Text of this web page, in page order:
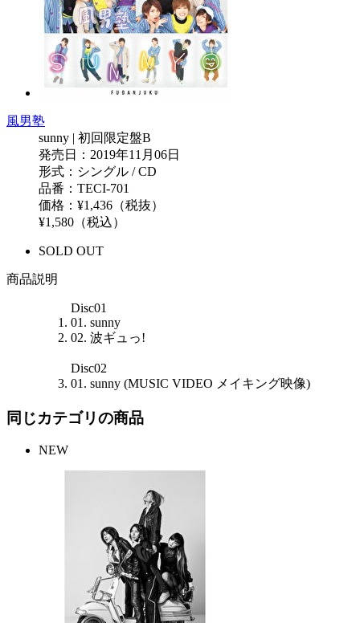
風男塾
sunny | 初回限定盤B
発売日：2019年11月06日
形式：シングル / CD
品番：TECI-701
価格：¥1,436（税抜）
¥1,580（税込）
SOLD OUT
商品説明
Disc01
01. sunny
02. 波ギュっ!
Disc02
01. sunny (MUSIC VIDEO メイキング映像)
同じカテゴリの商品
NEW